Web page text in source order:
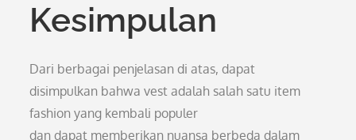
Kesimpulan
Dari berbagai penjelasan di atas, dapat
disimpulkan bahwa vest adalah salah satu item
fashion yang kembali populer
dan dapat memberikan nuansa berbeda dalam